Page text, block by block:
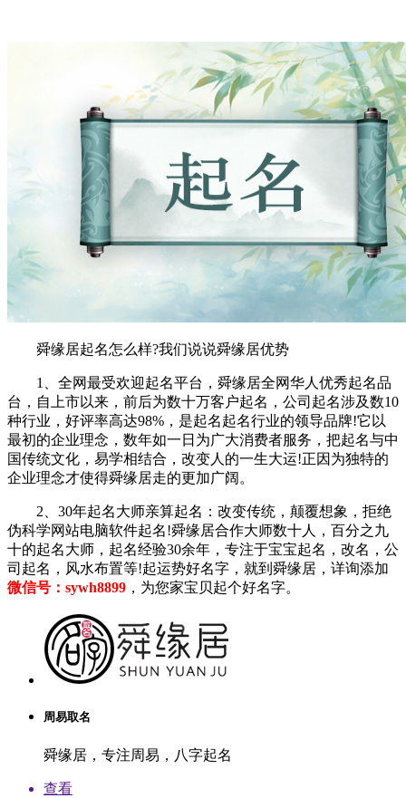
舜缘居起名怎么样?我们说说舜缘居优势
1、全网最受欢迎起名平台，舜缘居全网华人优秀起名品
台，自上市以来，前后为数十万客户起名，公司起名涉及数10
种行业，好评率高达98%，是起名起名行业的领导品牌!它以
最初的企业理念，数年如一日为广大消费者服务，把起名与中
国传统文化，易学相结合，改变人的一生大运!正因为独特的
企业理念才使得舜缘居走的更加广阔。
2、30年起名大师亲算起名：改变传统，颠覆想象，拒绝
伪科学网站电脑软件起名!舜缘居合作大师数十人，百分之九
十的起名大师，起名经验30余年，专注于宝宝起名，改名，公
司起名，风水布置等!起运势好名字，就到舜缘居，详询添加
微信号：sywh8899 ，为您家宝贝起个好名字。
周易取名
舜缘居，专注周易，八字起名
查看